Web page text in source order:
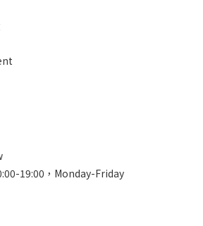
19:00，Monday-Friday